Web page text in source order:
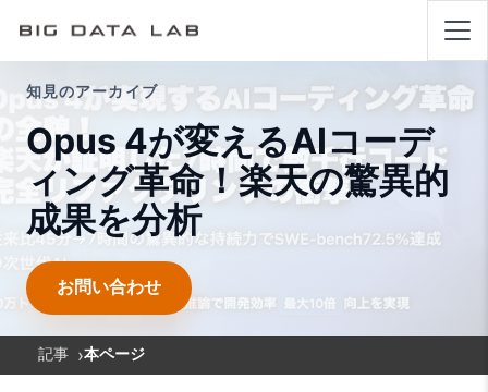
知見のアーカイブ
Opus 4が変えるAIコーデ
ィング革命！楽天の驚異的
成果を分析
お問い合わせ
記事 ›本ページ